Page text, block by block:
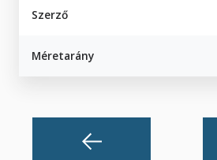
Szerző
Méretarány